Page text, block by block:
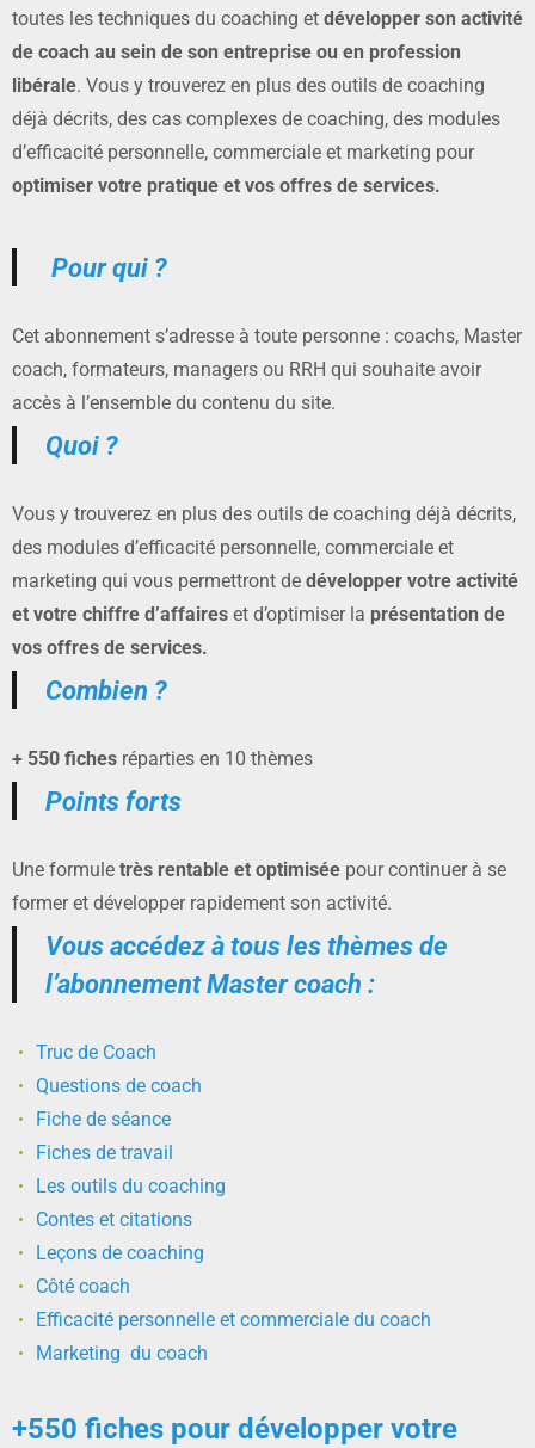
toutes les techniques du coaching et développer son activité
de coach au sein de son entreprise ou en profession
libérale. Vous y trouverez en plus des outils de coaching
déjà décrits, des cas complexes de coaching, des modules
d’efficacité personnelle, commerciale et marketing pour
optimiser votre pratique et vos offres de services.
Pour qui ?
Cet abonnement s’adresse à toute personne : coachs, Master
coach, formateurs, managers ou RRH qui souhaite avoir
accès à l’ensemble du contenu du site.
Quoi ?
Vous y trouverez en plus des outils de coaching déjà décrits,
des modules d’efficacité personnelle, commerciale et
marketing qui vous permettront de développer votre activité
et votre chiffre d’affaires et d’optimiser la présentation de
vos offres de services.
Combien ?
+ 550 fiches réparties en 10 thèmes
Points forts
Une formule très rentable et optimisée pour continuer à se
former et développer rapidement son activité.
Vous accédez à tous les thèmes de
l’abonnement Master coach :
Truc de Coach
Questions de coach
Fiche de séance
Fiches de travail
Les outils du coaching
Contes et citations
Leçons de coaching
Côté coach
Efficacité personnelle et commerciale du coach
Marketing du coach
+550 fiches pour développer votre